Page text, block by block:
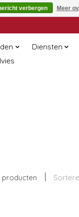
Diensten
producten
verbergen Meer